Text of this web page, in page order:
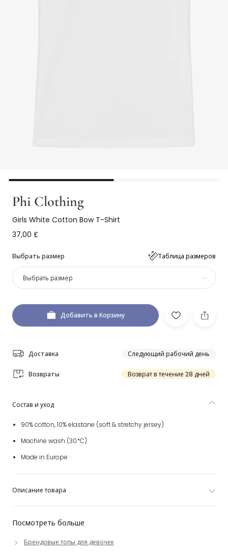
Phi Clothing
Girls White Cotton Bow T-Shirt
37,00 £
Выбрать размер Таблица размеров
Выбрать размер
Добавить в Корзину
Доставка Следующий рабочий день
Возвраты Возврат в течение 28 дней
Посмотреть больше
Брендовые топы для девочек
Состав и уход
90% cotton, 10% elastane (soft & stretchy jersey)
Machine wash (30*C)
Made in Europe
Описание товара